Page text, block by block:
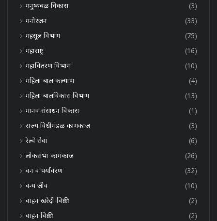
मनुष्यबळ विकास
(3)
मनोरंजन
(33)
महसूल विभाग
(75)
महाराष्ट्र
(16)
महावितरण विभाग
(10)
महिला बाल कल्याण
(4)
महिला बालविकास विभाग
(13)
मानव संसाधन विकास
(1)
राज्य विधीमंडळ कामकाज
(3)
रेल्वे सेवा
(6)
लोकसभा कामकाज
(26)
वन व पर्यावरण
(32)
वन्य जीव
(10)
वाहन खरेदी-विक्री
(2)
वाहन विक्री
(2)